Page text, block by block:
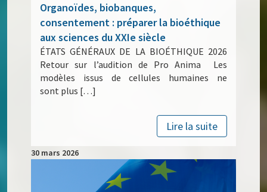
Organoïdes, biobanques,
consentement : préparer la bioéthique
aux sciences du XXIe siècle
ÉTATS GÉNÉRAUX DE LA BIOÉTHIQUE 2026
Retour sur l’audition de Pro Anima Les
modèles issus de cellules humaines ne
sont plus […]
Lire la suite
30 mars 2026